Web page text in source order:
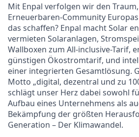
Mit Enpal verfolgen wir den
Erneuerbaren-Community
das schaffen? Enpal macht Solar
vermieten Solaranlagen,
Wallboxen zum All-inclusive-Tarif,
günstigen Ökostromtarif, und
einer integrierten Gesamtlösung.
Motto „digital, dezentral und zu
schlägt unser Herz dabei sowohl
Aufbau eines Unternehmens als
Bekämpfung der größten
Generation – Der Klimawandel.